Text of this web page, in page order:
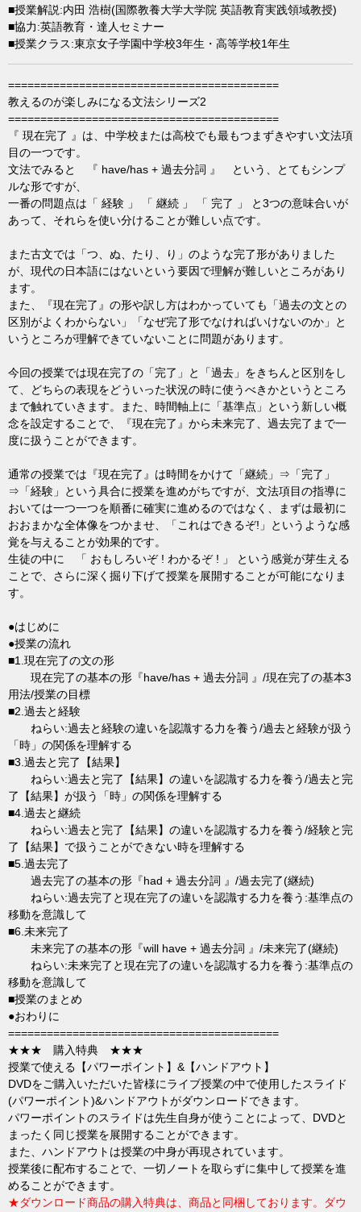
■授業解説:内田 浩樹(国際教養大学大学院 英語教育実践領域教授)
■協力:英語教育・達人セミナー
■授業クラス:東京女子学園中学校3年生・高等学校1年生
==========================================
教えるのが楽しみになる文法シリーズ2
==========================================
『 現在完了 』は、中学校または高校でも最もつまずきやすい文法項
目の一つです。
文法でみると 『 have/has + 過去分詞 』 という、とてもシンプ
ルな形ですが、
一番の問題点は「 経験 」 「 継続 」 「 完了 」 と3つの意味合いが
あって、それらを使い分けることが難しい点です。
また古文では「つ、ぬ、たり、り」のような完了形がありました
が、現代の日本語にはないという要因で理解が難しいところがあり
ます。
また、『現在完了』の形や訳し方はわかっていても「過去の文との
区別がよくわからない」「なぜ完了形でなければいけないのか」と
いうところが理解できていないことに問題があります。
今回の授業では現在完了の「完了」と「過去」をきちんと区別をし
て、どちらの表現をどういった状況の時に使うべきかというところ
まで触れていきます。また、時間軸上に「基準点」という新しい概
念を設定することで、『現在完了』から未来完了、過去完了まで一
度に扱うことができます。
通常の授業では『現在完了』は時間をかけて「継続」⇒「完了」
⇒「経験」という具合に授業を進めがちですが、文法項目の指導に
おいては一つ一つを順番に確実に進めるのではなく、まずは最初に
おおまかな全体像をつかませ、「これはできるぞ!」というような感
覚を与えることが効果的です。
生徒の中に 「 おもしろいぞ ! わかるぞ ! 」 という感覚が芽生える
ことで、さらに深く掘り下げて授業を展開することが可能になりま
す。
●はじめに
●授業の流れ
■1.現在完了の文の形
現在完了の基本の形『have/has + 過去分詞 』/現在完了の基本3
用法/授業の目標
■2.過去と経験
ねらい:過去と経験の違いを認識する力を養う/過去と経験が扱う
「時」の関係を理解する
■3.過去と完了【結果】
ねらい:過去と完了【結果】の違いを認識する力を養う/過去と完
了【結果】が扱う「時」の関係を理解する
■4.過去と継続
ねらい:過去と完了【結果】の違いを認識する力を養う/経験と完
了【結果】で扱うことができない時を理解する
■5.過去完了
過去完了の基本の形『had + 過去分詞 』/過去完了(継続)
ねらい:過去完了と現在完了の違いを認識する力を養う:基準点の
移動を意識して
■6.未来完了
未来完了の基本の形『will have + 過去分詞 』/未来完了(継続)
ねらい:未来完了と現在完了の違いを認識する力を養う:基準点の
移動を意識して
■授業のまとめ
●おわりに
==========================================
★★★ 購入特典 ★★★
授業で使える【パワーポイント】&【ハンドアウト】
DVDをご購入いただいた皆様にライブ授業の中で使用したスライド
(パワーポイント)&ハンドアウトがダウンロードできます。
パワーポイントのスライドは先生自身が使うことによって、DVDと
まったく同じ授業を展開することができます。
また、ハンドアウトは授業の中身が再現されています。
授業後に配布することで、一切ノートを取らずに集中して授業を進
めることができます。
★ダウンロード商品の購入特典は、商品と同梱しております。ダウ